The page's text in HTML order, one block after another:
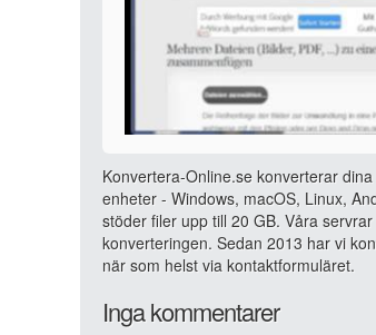
Konvertera-Online.se konverterar
enheter - Windows, macOS, Linux,
stöder filer upp till 20 GB. Våra
konverteringen. Sedan 2013 har vi
när som helst via kontaktformuläret.
Inga kommentarer